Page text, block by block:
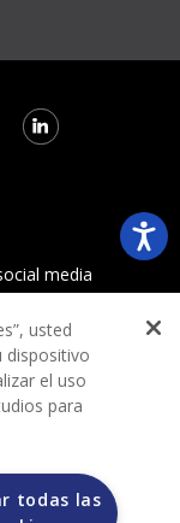
media
usted
dispositivo
el uso
para
todas las